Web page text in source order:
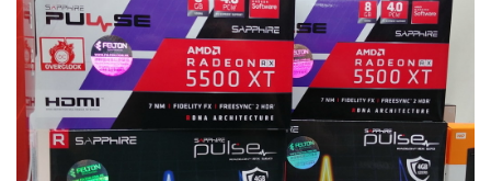
IT Times
生成式AI與雲端應用
Enterprise Digital Transformation
特集